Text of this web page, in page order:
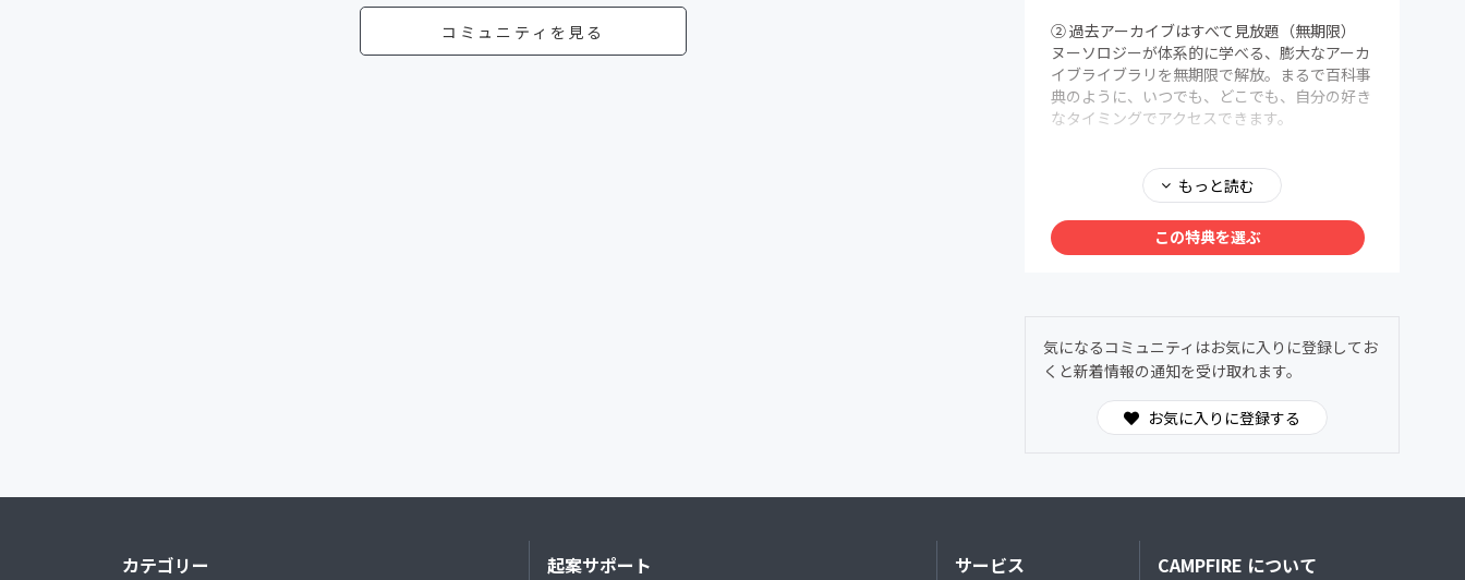
コミュニティを見る
② 過去アーカイブはすべて見放題（無期限）
ヌーソロジーが体系的に学べる、膨大なアーカ
イブライブラリを無期限で解放。まるで百科事
典のように、いつでも、どこでも、自分の好き
なタイミングでアクセスできます。
メンバー同士で、深く、安心して語り合える場
を用意しました。ヌーソロジーの世界観に共鳴
する仲間たちが集う24時間オープンの対話空
間。
もっと読む
この特典を選ぶ
気になるコミュニティはお気に入りに登録してお
くと新着情報の通知を受け取れます。
お気に入りに登録する
カテゴリー 起案サポート サービス CAMPFIRE について